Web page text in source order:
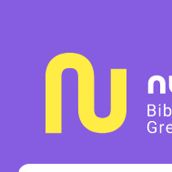
recherche